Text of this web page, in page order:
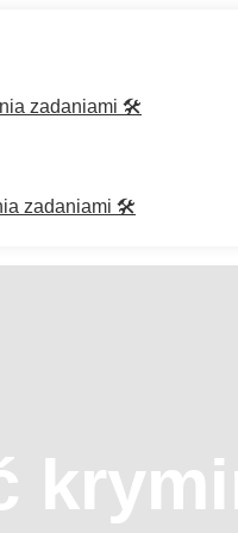
zadaniami 🛠️
zadaniami 🛠️